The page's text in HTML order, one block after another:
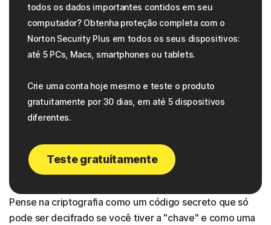
todos os dados importantes contidos em seu
computador? Obtenha proteção completa com o
Norton Security Plus em todos os seus dispositivos:
até 5 PCs, Macs, smartphones ou tablets.
Crie uma conta hoje mesmo e teste o produto
gratuitamente por 30 dias, em até 5 dispositivos
diferentes.
Teste gratuitamente
Pense na criptografia como um código secreto que só
pode ser decifrado se você tiver a "chave" e como uma